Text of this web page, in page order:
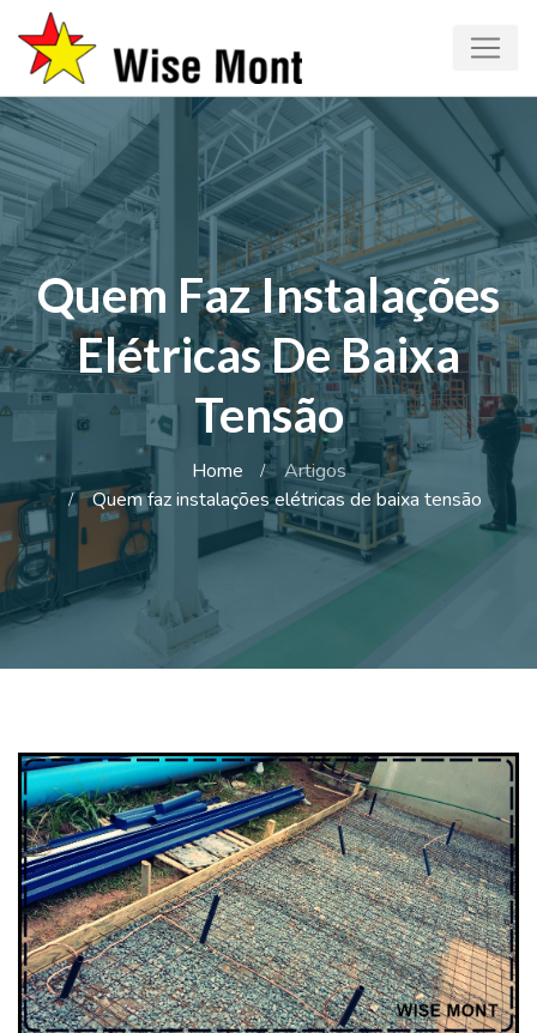
Quem Faz Instalações
Elétricas De Baixa
Tensão
Home
Artigos
Quem faz instalações elétricas de baixa tensão